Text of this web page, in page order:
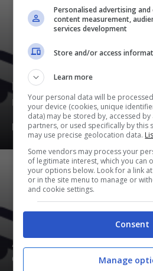
Il club storico è nei guai:
maxi risarcimento
Marzo 9, 2024
Arrivano gli sceicchi con
colpo da capogiro in
Personalised advertising
content measurement,
services development
Store and/or access
Learn more
Your personal data will be
your device (cookies, unique
data) may be stored by, accessed
partners, or used specifically by this
may use precise geolocation data.
Some vendors may process your
of legitimate interest, which you can
your options below. Look for a link
or in the site menu to manage or
and cookie settings.
Consent
Manage